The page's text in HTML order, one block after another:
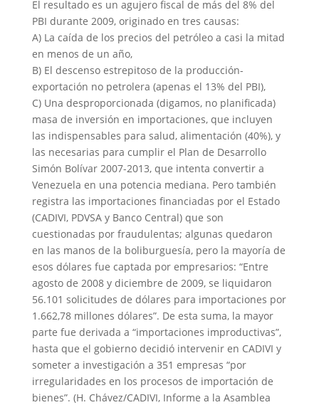
El resultado es un agujero fiscal de más del 8% del
PBI durante 2009, originado en tres causas:
A) La caída de los precios del petróleo a casi la mitad
en menos de un año,
B) El descenso estrepitoso de la producción-
exportación no petrolera (apenas el 13% del PBI),
C) Una desproporcionada (digamos, no planificada)
masa de inversión en importaciones, que incluyen
las indispensables para salud, alimentación (40%), y
las necesarias para cumplir el Plan de Desarrollo
Simón Bolívar 2007-2013, que intenta convertir a
Venezuela en una potencia mediana. Pero también
registra las importaciones financiadas por el Estado
(CADIVI, PDVSA y Banco Central) que son
cuestionadas por fraudulentas; algunas quedaron
en las manos de la boliburguesía, pero la mayoría de
esos dólares fue captada por empresarios: “Entre
agosto de 2008 y diciembre de 2009, se liquidaron
56.101 solicitudes de dólares para importaciones por
1.662,78 millones dólares”. De esta suma, la mayor
parte fue derivada a “importaciones improductivas”,
hasta que el gobierno decidió intervenir en CADIVI y
someter a investigación a 351 empresas “por
irregularidades en los procesos de importación de
bienes”. (H. Chávez/CADIVI, Informe a la Asamblea